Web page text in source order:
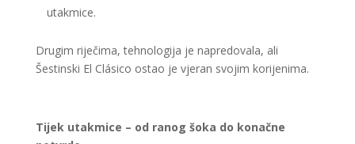
utakmice.
Drugim riječima, tehnologija je napredovala, ali
Šestinski El Clásico ostao je vjeran svojim korijenima.
Tijek utakmice – od ranog šoka do konačne